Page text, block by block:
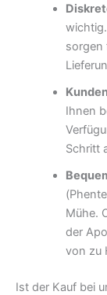
sorgen
Ihnen
Schritt
Mühe.
der
von zu
Ist der Kauf bei